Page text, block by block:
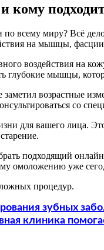
кому
всему миру? Всё
на мышцы,
воздействия на
глубокие мышцы,
возрастные
со
для вашего
подходящий
омоложению уже
процедур.
зубных
клиника